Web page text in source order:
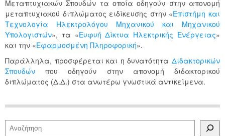
Μεταπτυχιακών Σπουδών τα οποία οδηγούν στην απονομή
μεταπτυχιακού διπλώματος ειδίκευσης στην «Επιστήμη και
Τεχνολογία Ηλεκτρολόγου Μηχανικού και Μηχανικού
Υπολογιστών», τα «Ευφυή Δίκτυα Ηλεκτρικής Ενέργειας»
και την «Εφαρμοσμένη Πληροφορική».
Παράλληλα, προσφέρεται και η δυνατότητα Διδακτορικών
Σπουδών που οδηγούν στην απονομή διδακτορικού
διπλώματος (Δ.Δ.) στα ανωτέρω γνωστικά αντικείμενα.
Αναζήτηση